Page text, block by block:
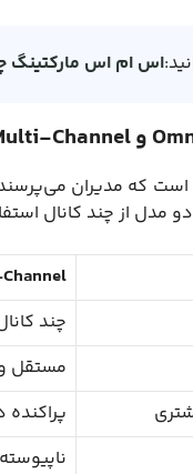
اس ام اس مارکتینگ
است که مدیران
از چند کانال
چند
مستقل
پراکنده
ناپیوسته